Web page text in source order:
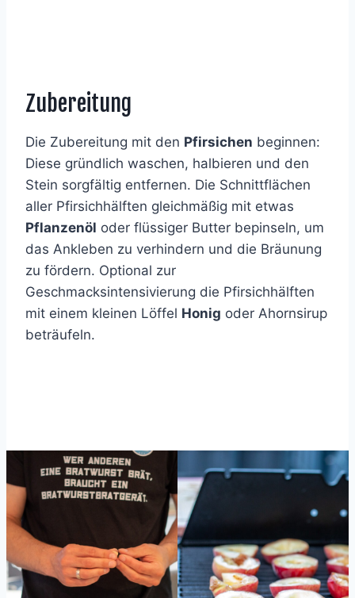
Zubereitung
Die Zubereitung mit den Pfirsichen beginnen:
Diese gründlich waschen, halbieren und den
Stein sorgfältig entfernen. Die Schnittflächen
aller Pfirsichhälften gleichmäßig mit etwas
Pflanzenöl oder flüssiger Butter bepinseln, um
das Ankleben zu verhindern und die Bräunung
zu fördern. Optional zur
Geschmacksintensivierung die Pfirsichhälften
mit einem kleinen Löffel Honig oder Ahornsirup
beträufeln.